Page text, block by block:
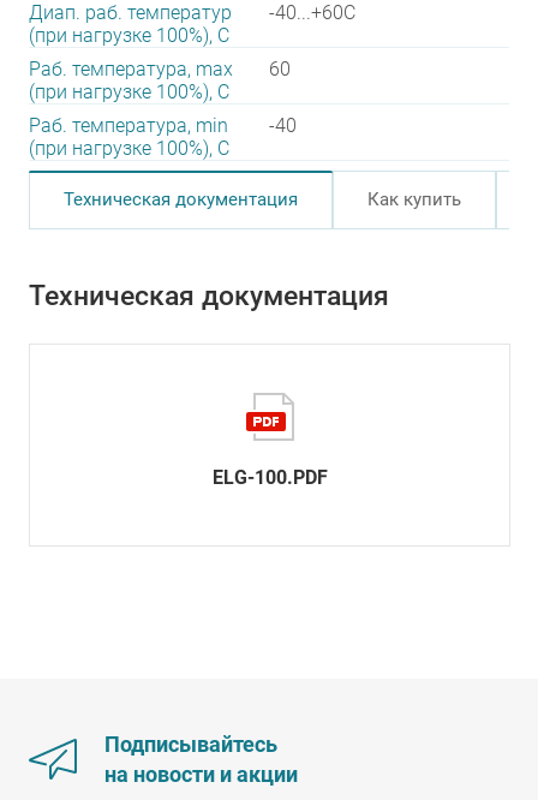
Диап. раб. температур
(при нагрузке 100%), C
-40...+60C
Раб. температура, max
(при нагрузке 100%), C
60
Раб. температура, min
(при нагрузке 100%), C
-40
Техническая документация Как купить
Техническая документация
ELG-100.PDF
Подписывайтесь
на новости и акции